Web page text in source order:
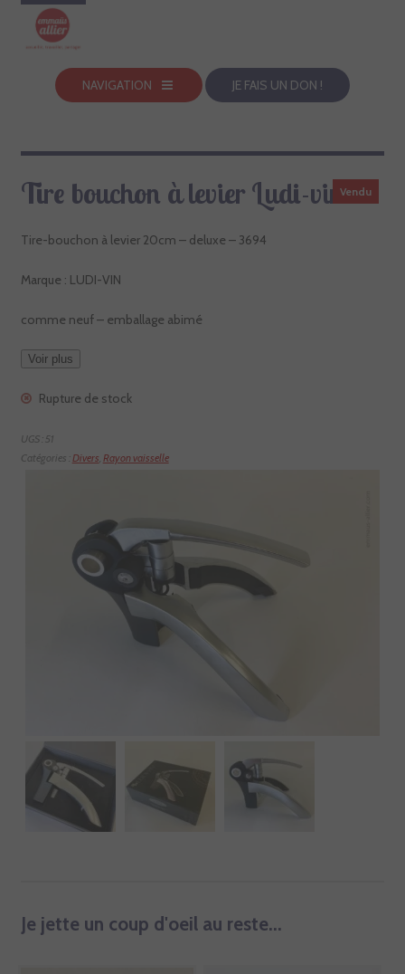
NAVIGATION JE FAIS UN DON !
Tire bouchon à levier Ludi-vinVendu
Tire-bouchon à levier 20cm – deluxe – 3694
Marque : LUDI-VIN
comme neuf – emballage abimé
Voir plus
Rupture de stock
UGS : 51
Catégories : Divers Rayon vaisselle
Je jette un coup d'oeil au reste...